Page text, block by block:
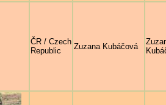
ČR / Czech
Republic
Zuzana Kubáčová